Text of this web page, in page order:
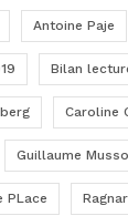
Antoine Paje
Bilan
Caroline
Guillaume Musso
PLace